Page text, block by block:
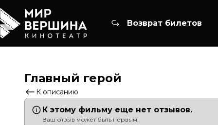
Возврат билетов
Главный герой
К описанию
К этому фильму еще нет отзывов.
Ваш отзыв может быть первым.